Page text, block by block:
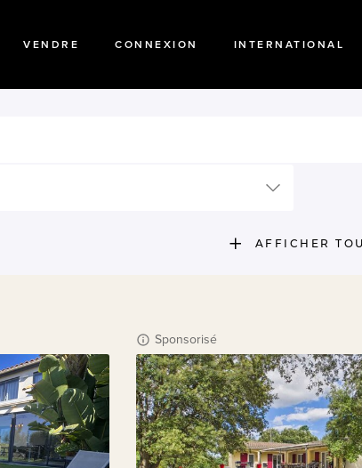
VENDRE CONNEXION INTERNATIONAL
AFFICHER
Sponsorisé